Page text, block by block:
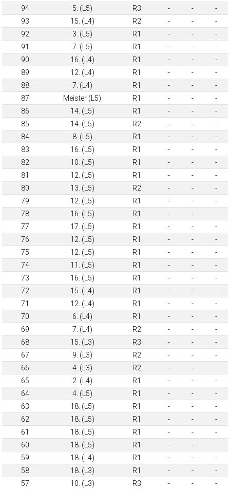
94 5. (L5) R3 - -
-
93
15. (L4) R2 - -
-
92
3. (L5) R1 - -
-
91
7. (L5) R1 - -
-
90
16. (L4) R1 - -
-
89
12. (L4) R1 - -
-
88
7. (L4) R1 - -
-
87
Meister (L5) R1 - -
-
86
14. (L5) R1 - -
-
85
14. (L5) R2 - -
-
84
8. (L5) R1 - -
-
83
16. (L5) R1 - -
-
82
10. (L5) R1 - -
-
81
12. (L5) R1 - -
-
80
13. (L5) R2 - -
-
79
12. (L5) R1 - -
-
78
16. (L5) R1 - -
-
77
17. (L5) R1 - -
-
76
12. (L5) R1 - -
-
75
12. (L5) R1 - -
-
74
11. (L5) R1 - -
-
73
16. (L5) R1 - -
-
72
15. (L4) R1 - -
-
71
12. (L4) R1 - -
-
70
6. (L4) R1 - -
-
69
7. (L4) R2 - -
-
68
15. (L3) R3 - -
-
67
9. (L3) R2 - -
-
66
4. (L3) R2 - -
-
65
2. (L4) R1 - -
-
64
4. (L5) R1 - -
-
63
18. (L5) R1 - -
-
62
18. (L5) R1 - -
-
61
18. (L5) R1 - -
-
60
18. (L5) R1 - -
-
59
18. (L4) R1 - -
-
58
18. (L3) R1 - -
-
57
10. (L3) R3 - -
-